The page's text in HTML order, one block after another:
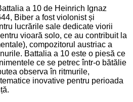
a 10 de Heinrich Ignaz
Biber a fost violonist și
lucrările sale dedicate viorii
vioară solo, ce au contribuit la
compozitorul austriac a
Battalia a 10 este o piesă ce
ce se petrec într-o bătălie
observa în ritmurile,
inovative pentru perioada